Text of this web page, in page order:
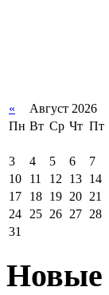
« Август 2026
Пн Вт Ср Чт Пт
3
4 5 6 7
10
11 12 13 14
17
18 19 20 21
24 25 26 27 28
31
Новые